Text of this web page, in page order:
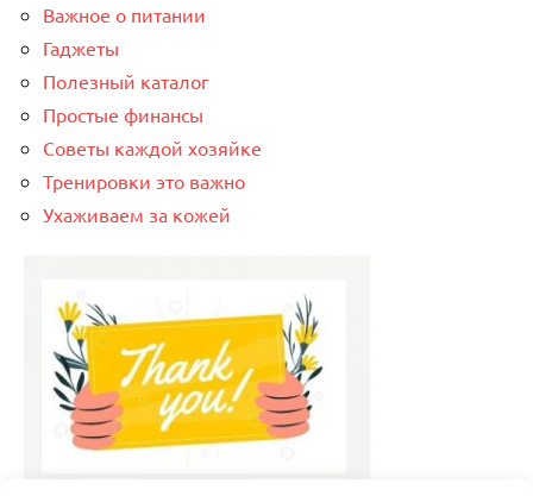
Важное о питании
Гаджеты
Полезный каталог
Простые финансы
Советы каждой хозяйке
Тренировки это важно
Ухаживаем за кожей